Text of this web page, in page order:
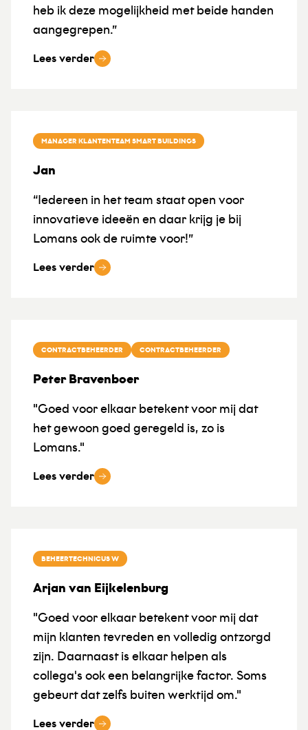
heb ik deze mogelijkheid met beide handen
aangegrepen.”
Lees verder
MANAGER KLANTENTEAM SMART BUILDINGS
Jan
“Iedereen in het team staat open voor
innovatieve ideeën en daar krijg je bij
Lomans ook de ruimte voor!”
Lees verder
CONTRACTBEHEERDER CONTRACTBEHEERDER
Peter Bravenboer
"Goed voor elkaar betekent voor mij dat
het gewoon goed geregeld is, zo is
Lomans."
Lees verder
BEHEERTECHNICUS W
Arjan van Eijkelenburg
"Goed voor elkaar betekent voor mij dat
mijn klanten tevreden en volledig ontzorgd
zijn. Daarnaast is elkaar helpen als
collega's ook een belangrijke factor. Soms
gebeurt dat zelfs buiten werktijd om."
Lees verder